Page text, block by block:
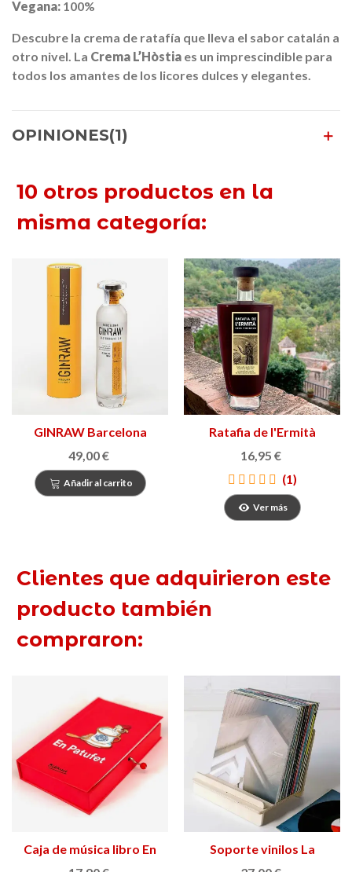
Vegana: 100%
Descubre la crema de ratafía que lleva el sabor catalán a
otro nivel. La Crema L’Hòstia es un imprescindible para
todos los amantes de los licores dulces y elegantes.
OPINIONES(1)
10 otros productos en la
misma categoría:
GINRAW Barcelona
49,00 €
Añadir al carrito
Ratafia de l'Ermità
16,95 €
(1)
Ver más
Clientes que adquirieron este
producto también
compraron:
Caja de música libro En
Patufet
Soporte vinilos La
Gatzara